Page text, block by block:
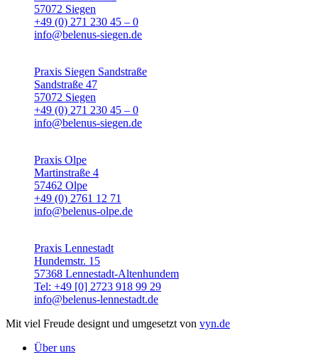
57072 Siegen
+49 (0) 271 230 45 – 0
info@belenus-siegen.de
Praxis Siegen Sandstraße
Sandstraße 47
57072 Siegen
+49 (0) 271 230 45 – 0
info@belenus-siegen.de
Praxis Olpe
Martinstraße 4
57462 Olpe
+49 (0) 2761 12 71
info@belenus-olpe.de
Praxis Lennestadt
Hundemstr. 15
57368 Lennestadt-Altenhundem
Tel: +49 [0] 2723 918 99 29
info@belenus-lennestadt.de
Mit viel Freude designt und umgesetzt von vyn.de
Über uns